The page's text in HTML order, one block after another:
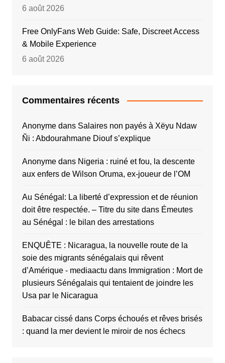
6 août 2026
Free OnlyFans Web Guide: Safe, Discreet Access
& Mobile Experience
6 août 2026
Commentaires récents
Anonymedans Salaires non payés à Xëyu Ndaw
Ñi : Abdourahmane Diouf s’explique
Anonymedans Nigeria : ruiné et fou, la descente
aux enfers de Wilson Oruma, ex-joueur de l’OM
Au Sénégal: La liberté d’expression et de réunion
doit être respectée. – Titre du sitedans Émeutes
au Sénégal : le bilan des arrestations
ENQUÊTE : Nicaragua, la nouvelle route de la
soie des migrants sénégalais qui rêvent
d’Amérique - mediaactu dans Immigration : Mort de
plusieurs Sénégalais qui tentaient de joindre les
Usa par le Nicaragua
Babacar cissédans Corps échoués et rêves brisés
: quand la mer devient le miroir de nos échecs